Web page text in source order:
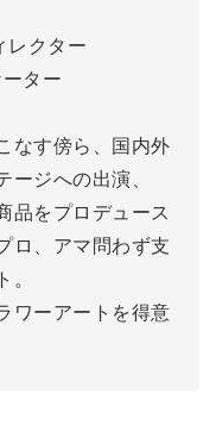
クター
ター
なす傍ら、国内外
ジへの出演、
品をプロデュース
ロ、アマ問わず支
ワーアートを得意